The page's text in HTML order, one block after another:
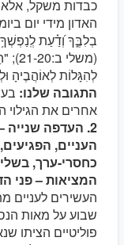
כבדות משקל, אלא
האדון מידי יום
בְלִבֶּ֑ךָ וְ֝דַ֗עַת
לְהִגָּלוֹת לְאוֹהֲבֶיהָ
התגובה שלנו:
אחרים את הגילוי
2. העדפה
העניים,
כחסרי-ערך,
המציאות – פני
העשירים לעניים
שבוע על מאות
פוליטיים הציתו